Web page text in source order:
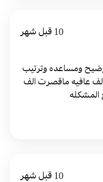
10 قبل شهر
ومساعده وترتيب
عافيه ماقصرت الف
المشكله
10 قبل شهر